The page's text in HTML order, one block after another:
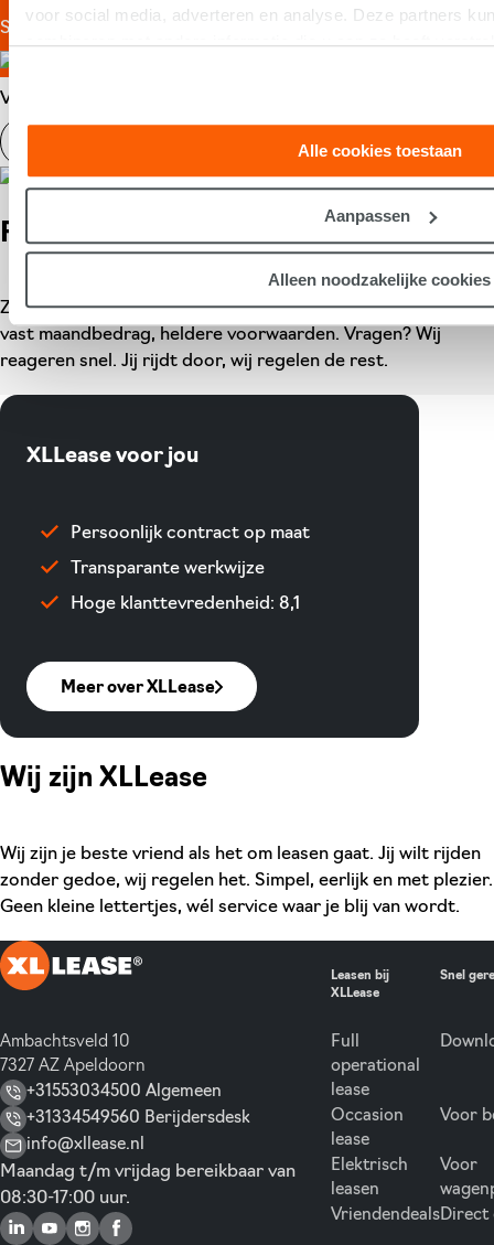
voor social media, adverteren en analyse. Deze partners
combineren met andere informatie die u aan ze heeft
Alle cookies toestaan
Aanpassen
Alleen noodzakelijke cookies
SUV
Vanaf
Ford bij XLLease
Zorgeloos rijden in een Ford? Dat regelen we voor je. Eén
vast maandbedrag, heldere voorwaarden. Vragen? Wij
reageren snel. Jij rijdt door, wij regelen de rest.
Wij zijn XLLease
Wij zijn je beste vriend als het om leasen gaat. Jij wilt rijden
zonder gedoe, wij regelen het. Simpel, eerlijk en met plezier.
Geen kleine lettertjes, wél service waar je blij van wordt.
XLLease voor jou
Persoonlijk contract op maat
Transparante werkwijze
Hoge klanttevredenheid: 8,1
Meer over XLLease
Ambachtsveld 10
7327 AZ Apeldoorn
+31553034500 Algemeen
+31334549560 Berijdersdesk
info@xllease.nl
Maandag t/m vrijdag bereikbaar van
08:30-17:00 uur.
Leasen bij
XLLease
Full
operational
lease
Occasion
lease
Elektrisch
leasen
Vriendendeals
Snel
Voor
Voor
Direct